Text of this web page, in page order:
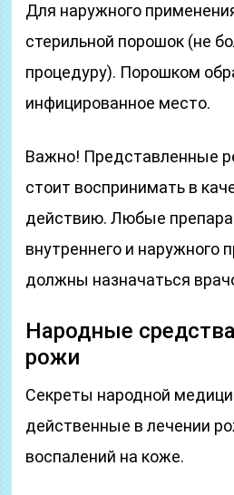
Для наружного
стерильной порошок (не
процедуру). Порошком
инфицированное место.
Важно! Представленные
стоит воспринимать в
действию. Любые
внутреннего и наружного
должны назначаться
Народные
рожи
Секреты народной
действенные в лечении
воспалений на коже.